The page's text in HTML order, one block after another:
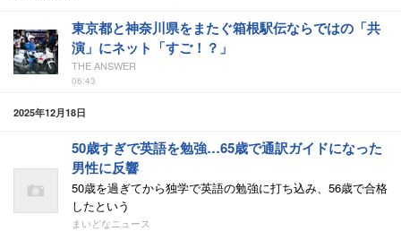
東京都と神奈川県をまたぐ箱根駅伝ならではの「共
演」にネット「すご！？」
THE ANSWER
06:43
2025年12月18日
50歳すぎで英語を勉強…65歳で通訳ガイドになった
男性に反響
50歳を過ぎてから独学で英語の勉強に打ち込み、56歳で合格
したという
まいどなニュース